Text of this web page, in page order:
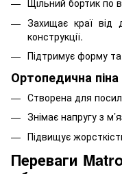
Щільний бортик по
Захищає краї від
конструкції.
Підтримує форму
Ортопедична
Створена для
Знімає напругу з
Підвищує
Переваги